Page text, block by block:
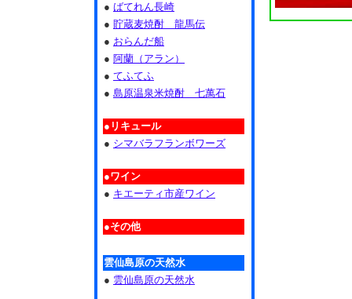
● ばてれん長崎
● 貯蔵麦焼酎 龍馬伝
● おらんだ船
● 阿蘭（アラン）
● てふてふ
● 島原温泉米焼酎 七萬石
●リキュール
● シマバラフランボワーズ
●ワイン
● キエーティ市産ワイン
●その他
雲仙島原の天然水
● 雲仙島原の天然水